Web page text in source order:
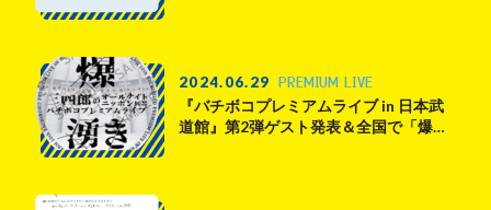
2024.06.29 PREMIUM LIVE
『バチボコプレミアムライブ in 日本武
道館』第2弾ゲスト発表＆全国で「爆…